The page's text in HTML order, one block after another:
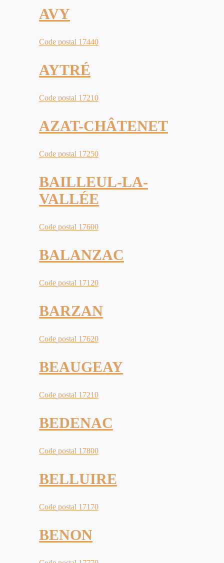
AVY
Code postal 17440
AYTRÉ
Code postal 17210
AZAT-CHÂTENET
Code postal 17250
BAILLEUL-LA-
VALLÉE
Code postal 17600
BALANZAC
Code postal 17120
BARZAN
Code postal 17620
BEAUGEAY
Code postal 17210
BEDENAC
Code postal 17800
BELLUIRE
Code postal 17170
BENON